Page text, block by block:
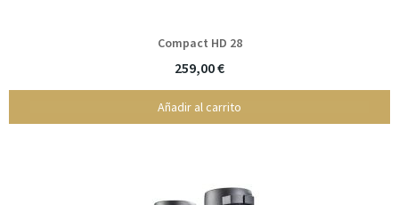
Compact HD 28
259,00 €
Añadir al carrito